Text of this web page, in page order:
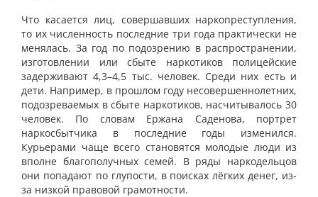
Что касается лиц, совершавших наркопреступления,
то их численность последние три года практически не
менялась. За год по подозрению в распространении,
изготовлении или сбыте наркотиков полицейские
задерживают 4,3–4,5 тыс. человек. Среди них есть и
дети. Например, в прошлом году несовершеннолетних,
подозреваемых в сбыте наркотиков, насчитывалось 30
человек. По словам Ержана Саденова, портрет
наркосбытчика в последние годы изменился.
Курьерами чаще всего становятся молодые люди из
вполне благополучных семей. В ряды наркодельцов
они попадают по глупости, в поисках лёгких денег, из-
за низкой правовой грамотности.